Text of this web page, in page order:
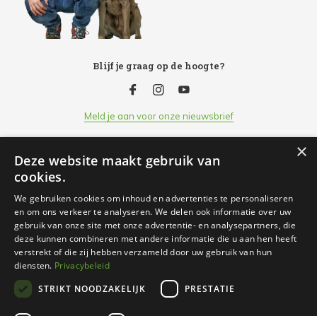
Blijf je graag op de hoogte?
Meld je aan voor onze nieuwsbrief
Klantenservice
Openingsuren
Informatie
Contact
×
Deze website maakt gebruik van
cookies.
We gebruiken cookies om inhoud en advertenties te personaliseren
en om ons verkeer te analyseren. We delen ook informatie over uw
gebruik van onze site met onze advertentie- en analysepartners, die
deze kunnen combineren met andere informatie die u aan hen heeft
verstrekt of die zij hebben verzameld door uw gebruik van hun
diensten. Privacybeleid
STRIKT NOODZAKELIJK
PRESTATIE